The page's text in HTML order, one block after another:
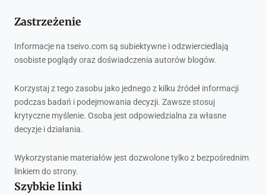
Zastrzeżenie
Informacje na tseivo.com są subiektywne i odzwierciedlają
osobiste poglądy oraz doświadczenia autorów blogów.
Korzystaj z tego zasobu jako jednego z kilku źródeł informacji
podczas badań i podejmowania decyzji. Zawsze stosuj
krytyczne myślenie. Osoba jest odpowiedzialna za własne
decyzje i działania.
Wykorzystanie materiałów jest dozwolone tylko z bezpośrednim
linkiem do strony.
Szybkie linki